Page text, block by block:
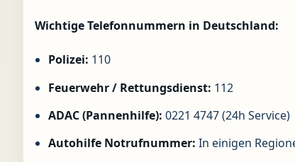
Wichtige Telefonnummern in Deutschland:
Polizei: 110
Feuerwehr / Rettungsdienst: 112
ADAC (Pannenhilfe): 0221 4747 (24h Service)
Autohilfe Notrufnummer: In einigen